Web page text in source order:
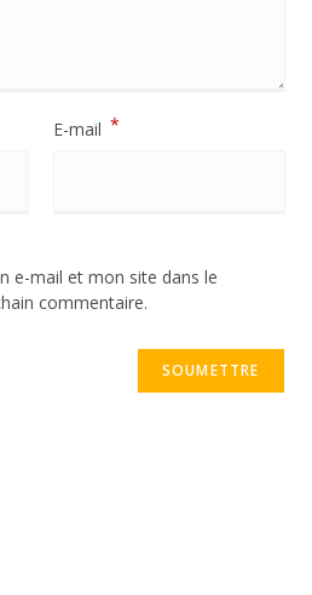
E-mail *
e-mail et mon site dans le
commentaire.